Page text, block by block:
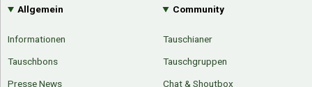
Allgemein
Informationen
Tauschbons
Presse News
Community
Tauschianer
Tauschgruppen
Chat & Shoutbox